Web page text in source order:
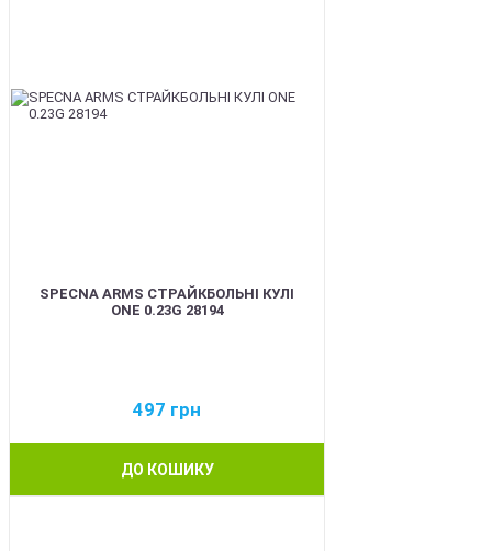
SPECNA ARMS СТРАЙКБОЛЬНІ КУЛІ
ONE 0.23G 28194
497 грн
ДО КОШИКУ